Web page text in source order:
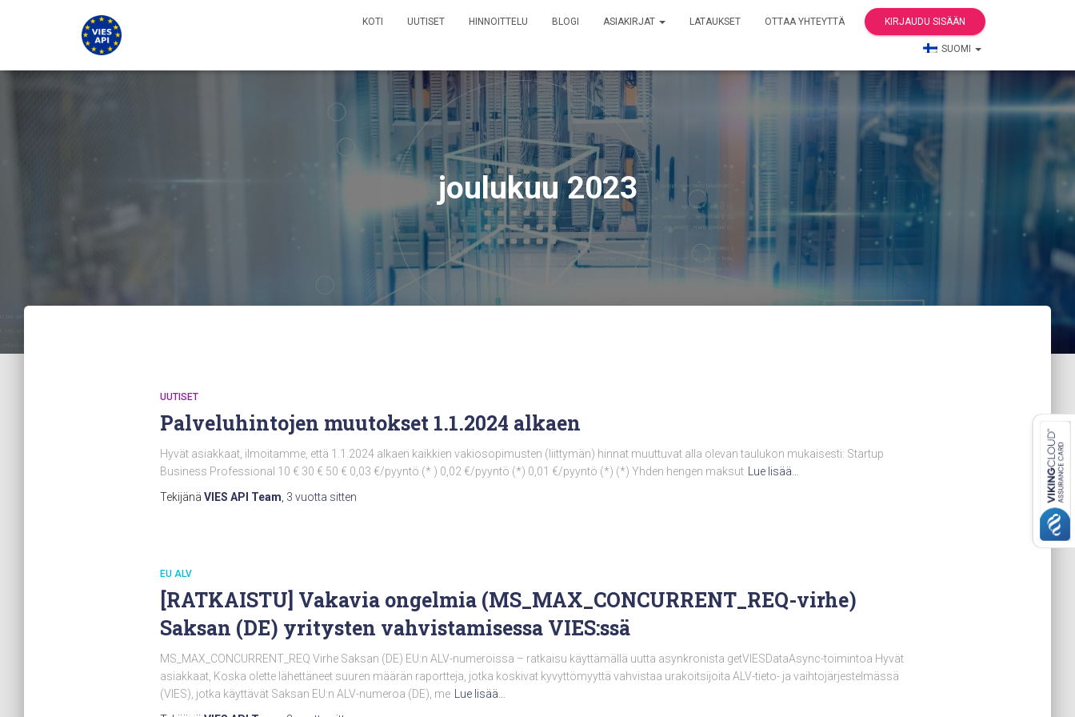
KOTI UUTISET HINNOITTELU BLOGI ASIAKIRJAT LATAUKSET OTTAA YHTEYTTÄ KIRJAUDU SISÄÄN
SUOMI
joulukuu 2023
UUTISET
Palveluhintojen muutokset 1.1.2024 alkaen
Hyvät asiakkaat, ilmoitamme, että 1.1.2024 alkaen kaikkien vakiosopimusten (liittymän) hinnat muuttuvat alla olevan taulukon mukaisesti: Startup
Business Professional 10 € 30 € 50 € 0,03 €/pyyntö (* ) 0,02 €/pyyntö (*) 0,01 €/pyyntö (*) (*) Yhden hengen maksut
Lue lisää…
Tekijänä VIES API Team 3 vuotta sitten
EU ALV
[RATKAISTU] Vakavia ongelmia (MS_MAX_CONCURRENT_REQ-virhe)
Saksan (DE) yritysten vahvistamisessa VIES:ssä
MS_MAX_CONCURRENT_REQ Virhe Saksan (DE) EU:n ALV-numeroissa – ratkaisu käyttämällä uutta asynkronista getVIESDataAsync-toimintoa Hyvät
asiakkaat, Koska olette lähettäneet suuren määrän raportteja, jotka koskivat kyvyttömyyttä vahvistaa urakoitsijoita ALV-tieto- ja vaihtojärjestelmässä
(VIES), jotka käyttävät Saksan EU:n ALV-numeroa (DE), me
Lue lisää…